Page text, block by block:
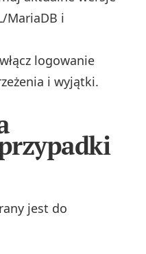
MariaDB i
logowanie
i wyjątki.
jest do